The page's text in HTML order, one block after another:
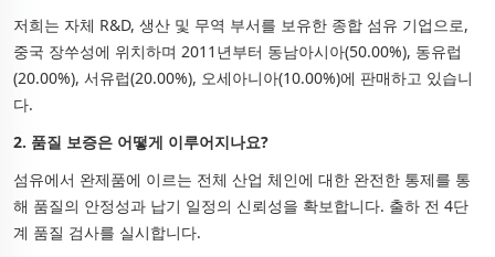
저희는 자체 R&D, 생산 및 무역 부서를 보유한 종합 섬유 기업으로,
중국 장쑤성에 위치하며 2011년부터 동남아시아(50.00%), 동유럽
(20.00%), 서유럽(20.00%), 오세아니아(10.00%)에 판매하고 있습니
다.
2. 품질 보증은 어떻게 이루어지나요?
섬유에서 완제품에 이르는 전체 산업 체인에 대한 완전한 통제를 통
해 품질의 안정성과 납기 일정의 신뢰성을 확보합니다. 출하 전 4단
계 품질 검사를 실시합니다.